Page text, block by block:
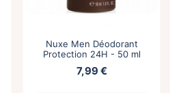
Nuxe Men Déodorant
Protection 24H - 50 ml
7,99 €